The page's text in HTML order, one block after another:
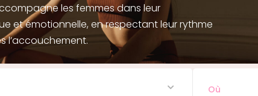
les femmes dans leur
et émotionnelle, en respectant leur rythme
l’accouchement.
: